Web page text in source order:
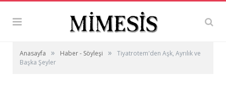
Anasayfa » Haber - Söyleşi »
Tiyatrotem'den Aşk, Ayrılık ve
Başka Şeyler